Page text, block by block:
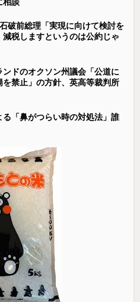
破前総理「実現に向けて検討を
税しますというのは公約じゃ
ンドのオクソン州議会「公道に
禁止」の方針、英高等裁判所
る「鼻がつらい時の対処法」誰